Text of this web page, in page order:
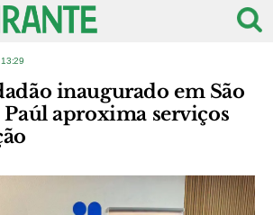
inaugurado em São
aproxima serviços